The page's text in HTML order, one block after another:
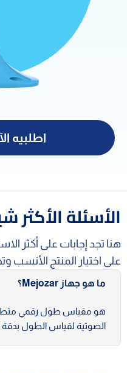
اطلبيه
الأسئلة الأكثر
هنا تجد إجابات على أكثر
على اختيار المنتج الأنسب
ما هو جهاز Mejozar؟
هو مقياس طول رقمي
الصوتية لقياس الطول بدقة حتى